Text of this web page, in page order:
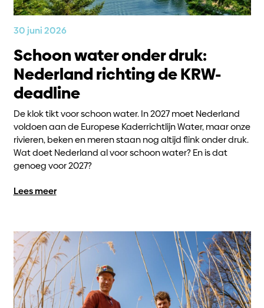
30 juni 2026
Schoon water onder druk:
Nederland richting de KRW-
deadline
De klok tikt voor schoon water. In 2027 moet Nederland
voldoen aan de Europese Kaderrichtlijn Water, maar onze
rivieren, beken en meren staan nog altijd flink onder druk.
Wat doet Nederland al voor schoon water? En is dat
genoeg voor 2027?
Lees meer